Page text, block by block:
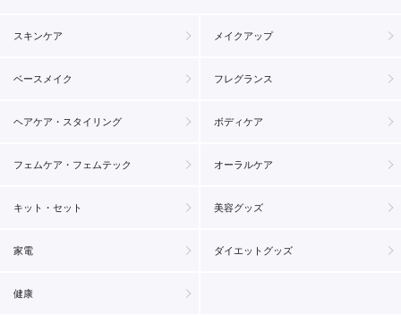
スキンケア メイクアップ
ベースメイク フレグランス
ヘアケア・スタイリング ボディケア
フェムケア・フェムテック オーラルケア
キット・セット 美容グッズ
家電 ダイエットグッズ
健康